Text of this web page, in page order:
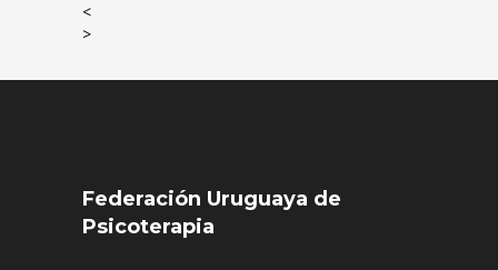
<
>
Federación Uruguaya de
Psicoterapia